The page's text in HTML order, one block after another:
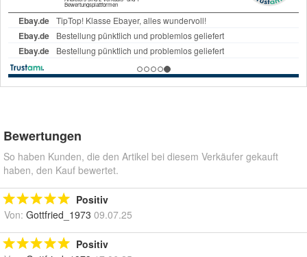
Bewertungen
So haben Kunden, die den Artikel bei diesem Verkäufer gekauft
haben, den Kauf bewertet.
Positiv
Von: Gottfried_1973 09.07.25
Positiv